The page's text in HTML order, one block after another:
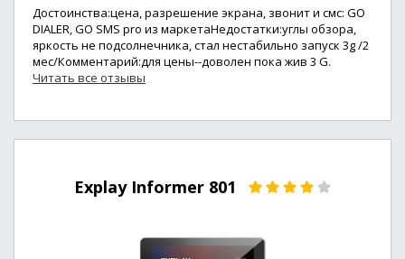
Достоинства:цена, разрешение экрана, звонит и смс: GO
DIALER, GO SMS pro из маркетаНедостатки:углы обзора,
яркость не подсолнечника, стал нестабильно запуск 3g /2
мес/Комментарий:для цены--доволен пока жив 3 G.
Читать все отзывы
Explay Informer 801